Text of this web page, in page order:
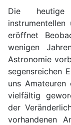
Die heutige
eröffnet
wenigen
Astronomie
segensreichen
uns Amateuren
vielfältig
der
vorhandenen